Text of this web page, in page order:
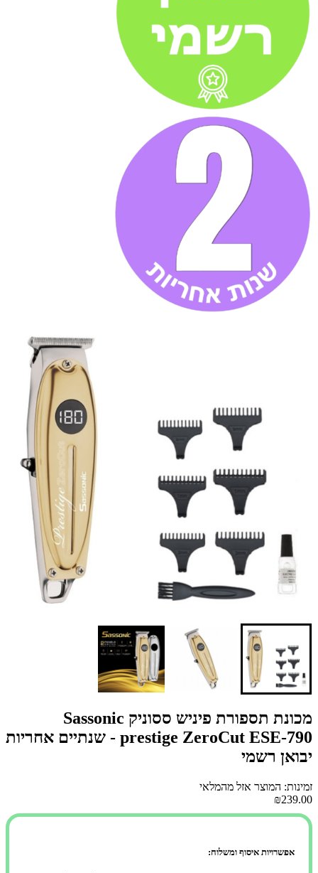
מכונת תספורת פיניש ססוניק Sassonic
prestige ZeroCut ESE-790 - שנתיים אחריות
יבואן רשמי
זמינות: המוצר אזל מהמלאי
₪239.00
אפשרויות איסוף ומשלוח: